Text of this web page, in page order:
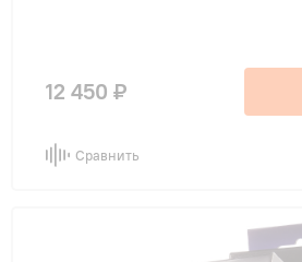
12 450 ₽
Сравнить